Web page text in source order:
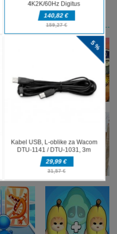
igre
vojna
proti
zombijem
igre
iz
Strateške igre
Tower Boom